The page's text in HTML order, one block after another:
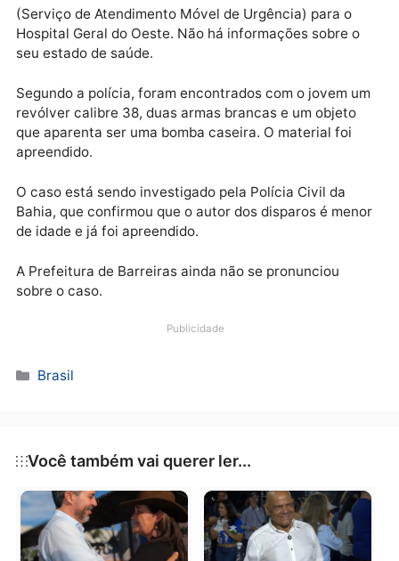
morreu no local.
Na tentativa de fuga, o autor dos disparos foi
O atirador foi levado em uma ambulância do Samu
(Serviço de Atendimento Móvel de Urgência) para o
Hospital Geral do Oeste. Não há informações sobre o
seu estado de saúde.
Segundo a polícia, foram encontrados com o jovem
que aparenta ser uma bomba caseira. O material foi
apreendido.
de idade e já foi apreendido.
sobre o caso.
Publicidade
Categorias
Brasil